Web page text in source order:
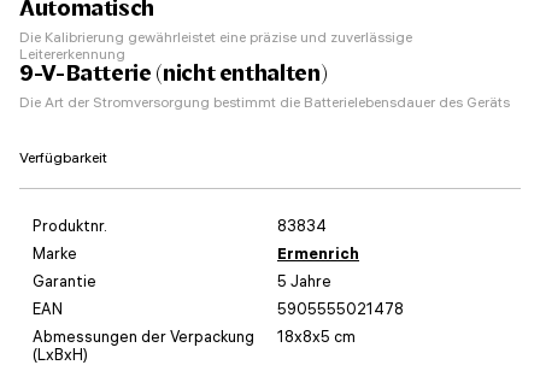
Automatisch
Die Kalibrierung gewährleistet eine präzise und zuverlässige
Leitererkennung
9-V-Batterie (nicht enthalten)
Die Art der Stromversorgung bestimmt die Batterielebensdauer des Geräts
Verfügbarkeit
Produktnr.
83834
Marke
Ermenrich
Garantie
5 Jahre
EAN
5905555021478
Abmessungen der Verpackung
(LxBxH)
18x8x5 cm